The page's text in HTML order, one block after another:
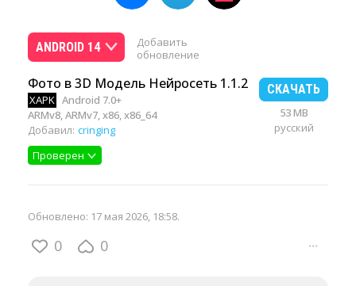
ANDROID 14
Добавить
обновление
Фото в 3D Модель Нейросеть 1.1.2
XAPK Android 7.0+
ARMv8, ARMv7, x86, x86_64
Добавил: cringing
Проверен
СКАЧАТЬ
53 MB
русский
Обновлено: 17 мая 2026, 18:58.
0 0 ···